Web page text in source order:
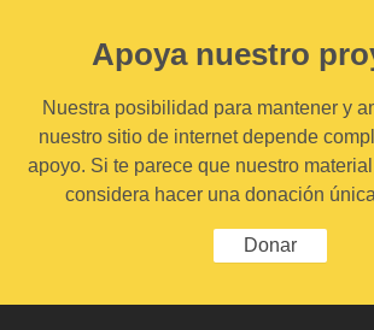
Apoya nuestro
Nuestra posibilidad para mantener y
nuestro sitio de internet depende
apoyo. Si te parece que nuestro
considera hacer una donación
Donar